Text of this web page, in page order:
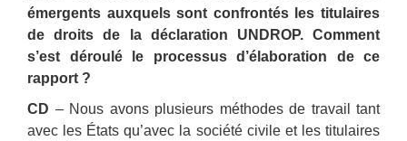
émergents auxquels sont confrontés les titulaires
de droits de la déclaration UNDROP. Comment
s’est déroulé le processus d’élaboration de ce
rapport ?
CD – Nous avons plusieurs méthodes de travail tant
avec les États qu’avec la société civile et les titulaires